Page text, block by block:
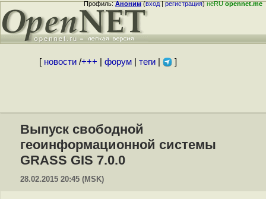
Профиль:Аноним(вход|регистрация)неRUopennet.me
[ новости/+++ форум| теги| ]
Выпуск свободной
геоинформационной системы
GRASS GIS 7.0.0
28.02.2015 20:45 (MSK)